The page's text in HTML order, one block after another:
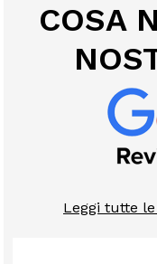
COSA
Leggi tutte le